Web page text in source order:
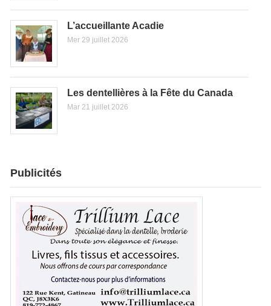
L’accueillante Acadie
Mer 29 juillet 2026
Les dentellières à la Fête du Canada
Mar 21 juillet 2026
Publicités